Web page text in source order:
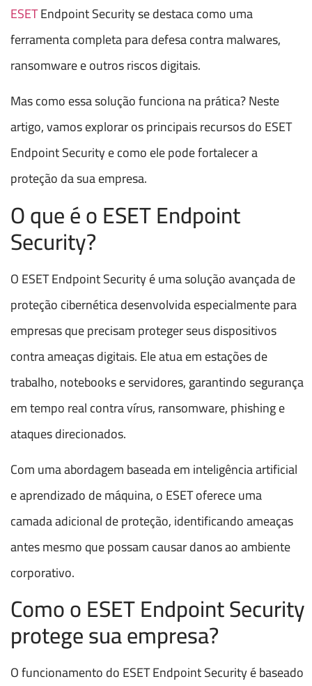
ESETEndpoint Security se destaca como uma
ferramenta completa para defesa contra malwares,
ransomware e outros riscos digitais.
Mas como essa solução funciona na prática? Neste
artigo, vamos explorar os principais recursos do ESET
Endpoint Security e como ele pode fortalecer a
proteção da sua empresa.
O que é o ESET Endpoint
Security?
O ESET Endpoint Security é uma solução avançada de
proteção cibernética desenvolvida especialmente para
empresas que precisam proteger seus dispositivos
contra ameaças digitais. Ele atua em estações de
trabalho, notebooks e servidores, garantindo segurança
em tempo real contra vírus, ransomware, phishing e
ataques direcionados.
Com uma abordagem baseada em inteligência artificial
e aprendizado de máquina, o ESET oferece uma
camada adicional de proteção, identificando ameaças
antes mesmo que possam causar danos ao ambiente
corporativo.
Como o ESET Endpoint Security
protege sua empresa?
O funcionamento do ESET Endpoint Security é baseado